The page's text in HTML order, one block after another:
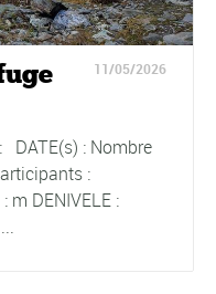
11/05/2026
DATE(s) : Nombre
:
m DENIVELE :